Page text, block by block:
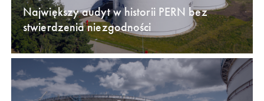
Największy audyt w historii PERN bez
stwierdzenia niezgodności